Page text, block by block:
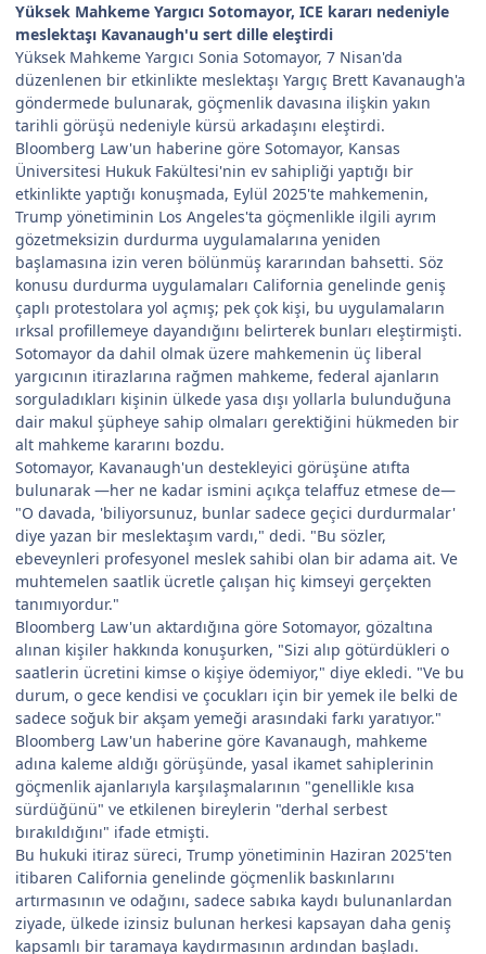
Yüksek Mahkeme Yargıcı Sotomayor, ICE kararı nedeniyle
meslektaşı Kavanaugh'u sert dille eleştirdi
Yüksek Mahkeme Yargıcı Sonia Sotomayor, 7 Nisan'da
düzenlenen bir etkinlikte meslektaşı Yargıç Brett Kavanaugh'a
göndermede bulunarak, göçmenlik davasına ilişkin yakın
tarihli görüşü nedeniyle kürsü arkadaşını eleştirdi.
Bloomberg Law'un haberine göre Sotomayor, Kansas
Üniversitesi Hukuk Fakültesi'nin ev sahipliği yaptığı bir
etkinlikte yaptığı konuşmada, Eylül 2025'te mahkemenin,
Trump yönetiminin Los Angeles'ta göçmenlikle ilgili ayrım
gözetmeksizin durdurma uygulamalarına yeniden
başlamasına izin veren bölünmüş kararından bahsetti. Söz
konusu durdurma uygulamaları California genelinde geniş
çaplı protestolara yol açmış; pek çok kişi, bu uygulamaların
ırksal profillemeye dayandığını belirterek bunları eleştirmişti.
Sotomayor da dahil olmak üzere mahkemenin üç liberal
yargıcının itirazlarına rağmen mahkeme, federal ajanların
sorguladıkları kişinin ülkede yasa dışı yollarla bulunduğuna
dair makul şüpheye sahip olmaları gerektiğini hükmeden bir
alt mahkeme kararını bozdu.
Sotomayor, Kavanaugh'un destekleyici görüşüne atıfta
bulunarak —her ne kadar ismini açıkça telaffuz etmese de—
"O davada, 'biliyorsunuz, bunlar sadece geçici durdurmalar'
diye yazan bir meslektaşım vardı," dedi. "Bu sözler,
ebeveynleri profesyonel meslek sahibi olan bir adama ait. Ve
muhtemelen saatlik ücretle çalışan hiç kimseyi gerçekten
tanımıyordur."
Bloomberg Law'un aktardığına göre Sotomayor, gözaltına
alınan kişiler hakkında konuşurken, "Sizi alıp götürdükleri o
saatlerin ücretini kimse o kişiye ödemiyor," diye ekledi. "Ve bu
durum, o gece kendisi ve çocukları için bir yemek ile belki de
sadece soğuk bir akşam yemeği arasındaki farkı yaratıyor."
Bloomberg Law'un haberine göre Kavanaugh, mahkeme
adına kaleme aldığı görüşünde, yasal ikamet sahiplerinin
göçmenlik ajanlarıyla karşılaşmalarının "genellikle kısa
sürdüğünü" ve etkilenen bireylerin "derhal serbest
bırakıldığını" ifade etmişti.
Bu hukuki itiraz süreci, Trump yönetiminin Haziran 2025'ten
itibaren California genelinde göçmenlik baskınlarını
artırmasının ve odağını, sadece sabıka kaydı bulunanlardan
ziyade, ülkede izinsiz bulunan herkesi kapsayan daha geniş
kapsamlı bir taramaya kaydırmasının ardından başladı.